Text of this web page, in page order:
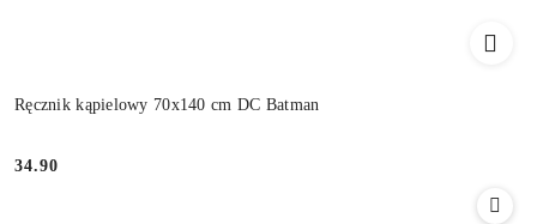
Ręcznik kąpielowy 70x140 cm DC Batman
Cena:
34.90